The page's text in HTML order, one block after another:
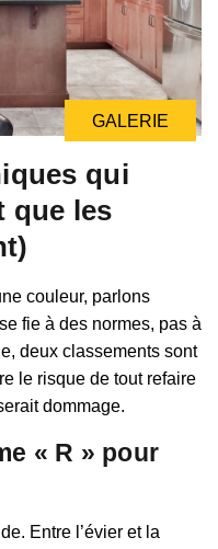
GALERIE
qui
que les
couleur, parlons
fie à des normes, pas à
deux classements sont
le risque de tout refaire
dommage.
« R » pour
Entre l’évier et la